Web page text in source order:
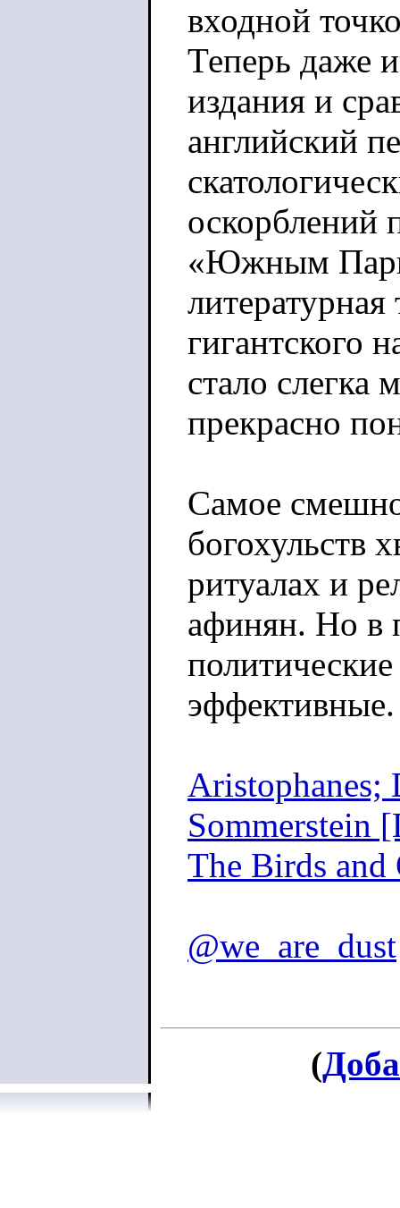
входной
Теперь даже
издания и
английский
оскорблений
«Южным
гигантского
стало слегка
прекрасно
Самое
богохульств
ритуалах и
афинян. Но в
эффективные.
Aristophanes;
Sommerstein
The Birds and
@we_are_dust
(